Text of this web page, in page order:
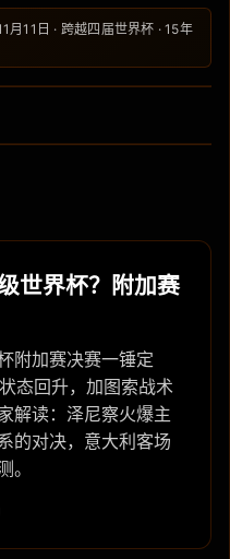
月11日 · 跨越四届世界杯 · 15年
世界杯？附加赛
附加赛决赛一锤定
态回升，加图索战术
解读：泽尼察火爆主
的对决，意大利客场
。